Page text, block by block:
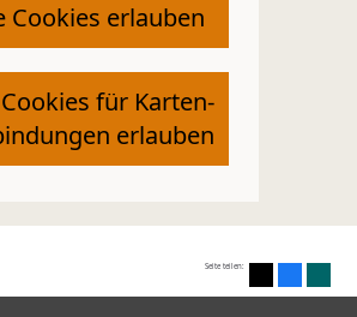
Cookies erlauben
für Karten-
erlauben
Seite teilen: